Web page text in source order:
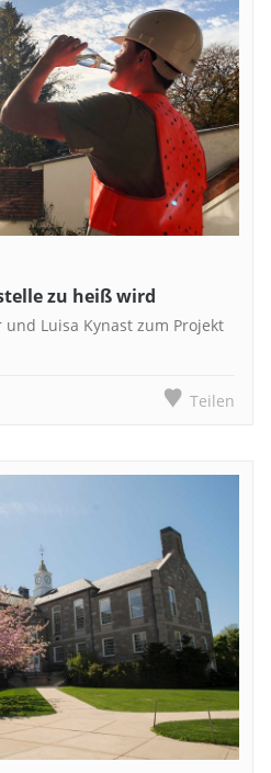
zu heiß wird
Luisa Kynast zum Projekt
Teilen